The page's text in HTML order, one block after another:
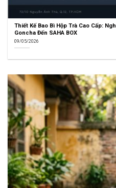
Thiết Kế Bao Bì Hộp Trà Cao Cấp:
Goncha Đến SAHA BOX
09/05/2026